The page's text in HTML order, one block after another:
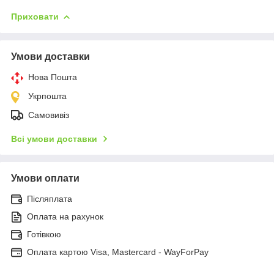
Приховати
Умови доставки
Нова Пошта
Укрпошта
Самовивіз
Всі умови доставки
Умови оплати
Післяплата
Оплата на рахунок
Готівкою
Оплата картою Visa, Mastercard - WayForPay